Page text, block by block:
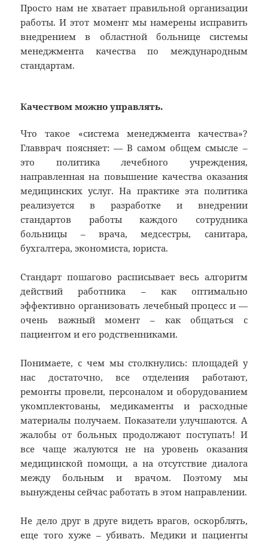
Просто нам не хватает правильной организации
работы. И этот момент мы намерены исправить
внедрением в областной больнице системы
менеджмента качества по международным
стандартам.
Качеством можно управлять.
Что такое «система менеджмента качества»?
Главврач поясняет: — В самом общем смысле –
это политика лечебного учреждения,
направленная на повышение качества оказания
медицинских услуг. На практике эта политика
реализуется в разработке и внедрении
стандартов работы каждого сотрудника
больницы – врача, медсестры, санитара,
бухгалтера, экономиста, юриста.
Стандарт пошагово расписывает весь алгоритм
действий работника – как оптимально
эффективно организовать лечебный процесс и —
очень важный момент – как общаться с
пациентом и его родственниками.
Понимаете, с чем мы столкнулись: площадей у
нас достаточно, все отделения работают,
ремонты провели, персоналом и оборудованием
укомплектованы, медикаменты и расходные
материалы получаем. Показатели улучшаются. А
жалобы от больных продолжают поступать! И
все чаще жалуются не на уровень оказания
медицинской помощи, а на отсутствие диалога
между больным и врачом. Поэтому мы
вынуждены сейчас работать в этом направлении.
Не дело друг в друге видеть врагов, оскорблять,
еще того хуже – убивать. Медики и пациенты